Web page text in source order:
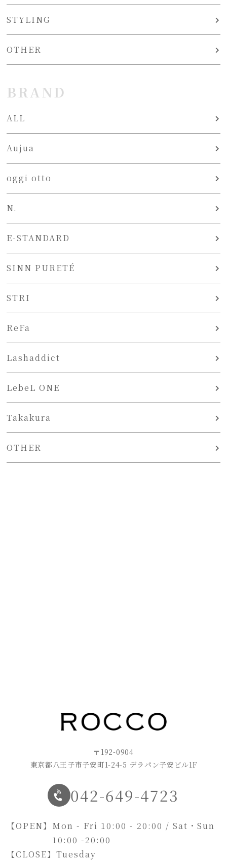
STYLING
OTHER
BRAND
ALL
Aujua
oggi otto
N.
E-STANDARD
SINN PURETÉ
STRI
ReFa
Lashaddict
LebeL ONE
Takakura
OTHER
〒192-0904
東京都八王子市子安町1-24-5 デラパン子安ビル1F
042-649-4723
【OPEN】 Mon - Fri 10:00 - 20:00 / Sat・Sun
10:00 -20:00
【CLOSE】Tuesday